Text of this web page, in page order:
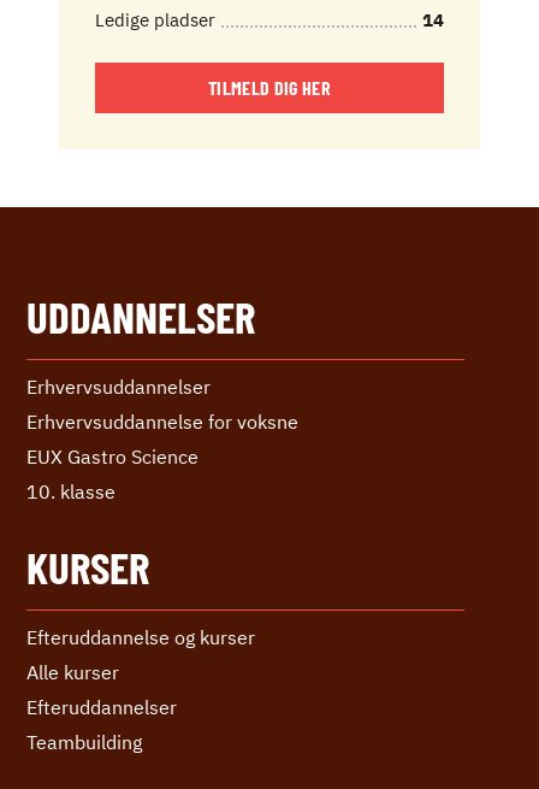
Ledige pladser
14
TILMELD DIG HER
UDDANNELSER
Erhvervs­uddannelser
Erhvervs­uddannelse ­for voksne
EUX Gastro Science
10. klasse
KURSER
Efteruddannelse og kurser
Alle kurser
Efter­uddannelser
Teambuilding